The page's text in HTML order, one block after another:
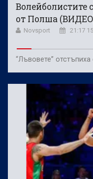
Волейболистите
от Полша
Novsport 21:17
“Лъвовете”